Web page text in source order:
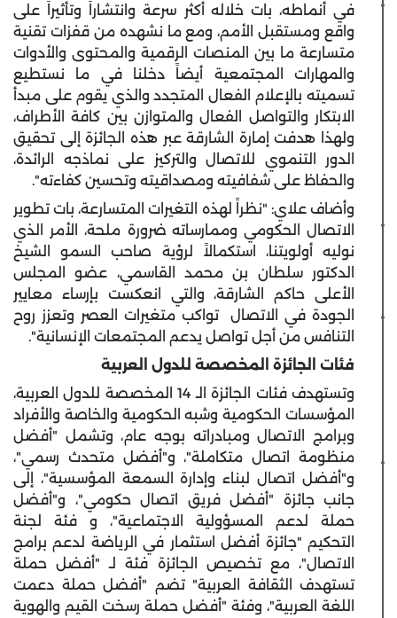
في أنماطه، بات خلاله أكثر سرعة وانتشاراً وتأثيراً على
واقع ومستقبل الأمم، ومع ما نشهده من قفزات تقنية
متسارعة ما بين المنصات الرقمية والمحتوى والأدوات
والمهارات المجتمعية أيضاً دخلنا في ما نستطيع
تسميته بالإعلام الفعال المتجدد والذي يقوم على مبدأ
الابتكار والتواصل الفعال والمتوازن بين كافة الأطراف،
ولهذا هدفت إمارة الشارقة عبر هذه الجائزة إلى تحقيق
الدور التنموي للاتصال والتركيز على نماذجه الرائدة،
والحفاظ على شفافيته ومصداقيته وتحسين كفاءته".
وأضاف علاي: "نظراً لهذه التغيرات المتسارعة، بات تطوير
الاتصال الحكومي وممارساته ضرورة ملحة، الأمر الذي
نوليه أولويتنا، استكمالاً لرؤية صاحب السمو الشيخ
الدكتور سلطان بن محمد القاسمي، عضو المجلس
الأعلى حاكم الشارقة، والتي انعكست بإرساء معايير
الجودة في الاتصال تواكب متغيرات العصر وتعزز روح
التنافس من أجل تواصل يدعم المجتمعات الإنسانية".
فئات الجائزة المخصصة للدول العربية
وتستهدف فئات الجائزة الـ 14 المخصصة للدول العربية،
المؤسسات الحكومية وشبه الحكومية والخاصة والأفراد
وبرامج الاتصال ومبادراته بوجه عام، وتشمل "أفضل
منظومة اتصال متكاملة"، و"أفضل متحدث رسمي"،
و"أفضل اتصال لبناء وإدارة السمعة المؤسسية"، إلى
جانب جائزة "أفضل فريق اتصال حكومي"، و"أفضل
حملة لدعم المسؤولية الاجتماعية"، و فئة لجنة
التحكيم "جائزة أفضل استثمار في الرياضة لدعم برامج
الاتصال"، مع تخصيص الجائزة فئة لـ "أفضل حملة
تستهدف الثقافة العربية" تضم "أفضل حملة دعمت
اللغة العربية"، وفئة "أفضل حملة رسخت القيم والهوية